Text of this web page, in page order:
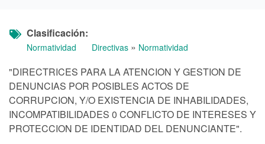
Clasificación
Normatividad Directivas » Normatividad
"DIRECTRICES PARA LA ATENCION Y GESTION DE
DENUNCIAS POR POSIBLES ACTOS DE
CORRUPCION, Y/O EXISTENCIA DE INHABILIDADES,
INCOMPATIBILIDADES 0 CONFLICTO DE INTERESES Y
PROTECCION DE IDENTIDAD DEL DENUNCIANTE".